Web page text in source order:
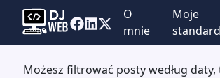
O
mnie
Moje
Możesz filtrować posty według